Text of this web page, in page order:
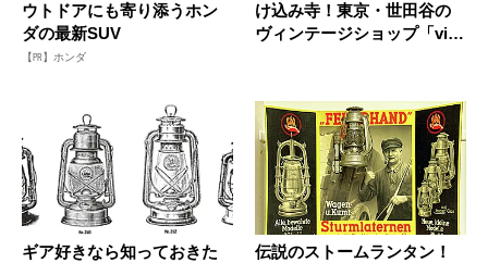
ウトドアにも寄り添うホン
ダの最新SUV
【PR】ホンダ
け込み寺！東京・世田谷の
ヴィンテージショップ「vibl
ギア好きなら知っておきた
伝説のストームランタン！